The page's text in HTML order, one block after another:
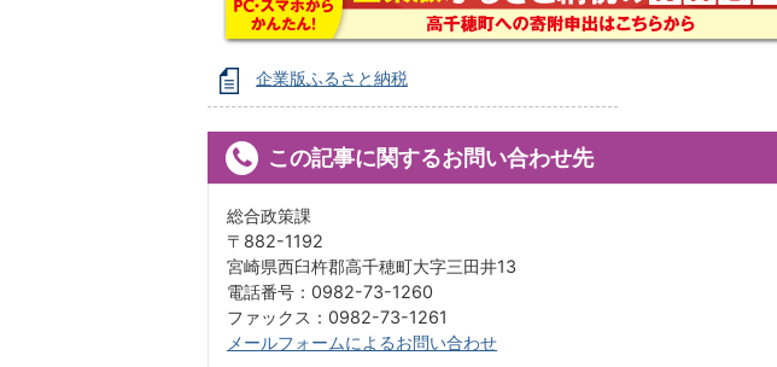
企業版ふるさと納税
この記事に関するお問い合わせ先
総合政策課
〒882-1192
宮崎県西臼杵郡高千穂町大字三田井13
電話番号：0982-73-1260
ファックス：0982-73-1261
メールフォームによるお問い合わせ